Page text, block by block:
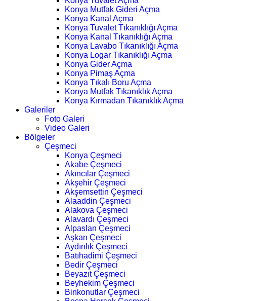
Konya Mutfak Gideri Açma
Konya Kanal Açma
Konya Tuvalet Tıkanıklığı Açma
Konya Kanal Tıkanıklığı Açma
Konya Lavabo Tıkanıklığı Açma
Konya Logar Tıkanıklığı Açma
Konya Gider Açma
Konya Pimaş Açma
Konya Tıkalı Boru Açma
Konya Mutfak Tıkanıklık Açma
Konya Kırmadan Tıkanıklık Açma
Galeriler
Foto Galeri
Video Galeri
Bölgeler
Çeşmeci
Konya Çeşmeci
Akabe Çeşmeci
Akıncılar Çeşmeci
Akşehir Çeşmeci
Akşemsettin Çeşmeci
Alaaddin Çeşmeci
Alakova Çeşmeci
Alavardı Çeşmeci
Alpaslan Çeşmeci
Aşkan Çeşmeci
Aydınlık Çeşmeci
Batıhadimi Çeşmeci
Bedir Çeşmeci
Beyazıt Çeşmeci
Beyhekim Çeşmeci
Binkonutlar Çeşmeci